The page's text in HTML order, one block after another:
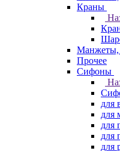
Краны
Манжеты,
Прочее
Сифоны
для
для
для
для
для